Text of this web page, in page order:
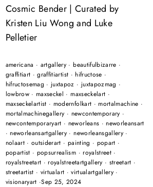
Cosmic Bender | Curated by
Kristen Liu Wong and Luke
Pelletier
americana · artgallery ·beautifulbizarre ·
graffitiart ·graffitiartist · hifructose ·
hifructosemag ·juxtapoz · juxtapozmag ·
lowbrow · maxseckel · maxseckelart ·
maxseckelartist · modernfolkart · mortalmachine ·
mortalmachinegallery · newcontemporary ·
newcontemporaryart · neworleans · neworleansart
· neworleansartgallery · neworleansgallery·
nolaart ·outsiderart · painting · popart ·
popartist · popsurrealism · royalstreet·
royalstreetart · royalstreetartgallery · streetart ·
streetartist · virtualart ·virtualartgallery ·
visionaryart ·Sep 25, 2024